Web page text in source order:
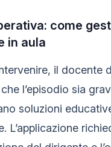
come
in aula
il docente
l’episodio sia
soluzioni
L’applicazione